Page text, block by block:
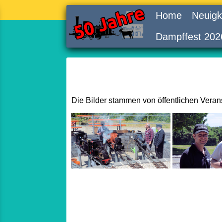
Home
Dampffest
Die Bilder stammen von öffentlichen